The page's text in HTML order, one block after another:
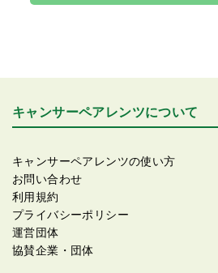
キャンサーペアレンツについて
キャンサーペアレンツの使い方
お問い合わせ
利用規約
プライバシーポリシー
運営団体
協賛企業・団体